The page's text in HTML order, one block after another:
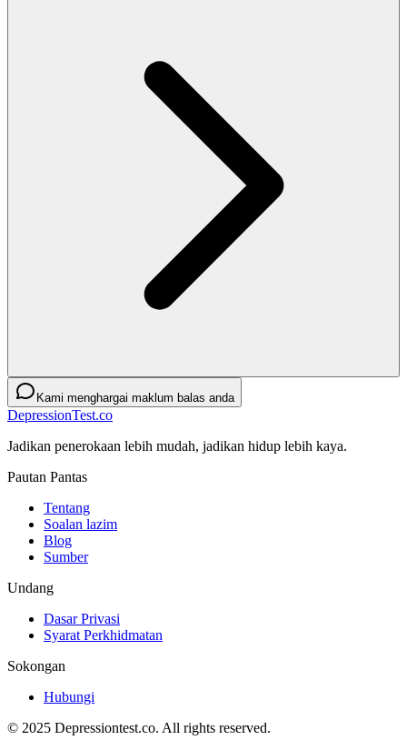
Kami menghargai maklum balas anda
DepressionTest.co
Jadikan penerokaan lebih mudah, jadikan hidup lebih kaya.
Pautan Pantas
Tentang
Soalan lazim
Blog
Sumber
Undang
Dasar Privasi
Syarat Perkhidmatan
Sokongan
Hubungi
© 2025 Depressiontest.co. All rights reserved.